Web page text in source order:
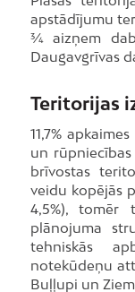
apstādījumu
¾ aizņem
Daugavgrīvas
Teritorijas
11,7%
un
brīvostas
veidu kopējās
4,5%), tomēr
plānojuma
tehniskās
notekūdeņu
Buļļupi un